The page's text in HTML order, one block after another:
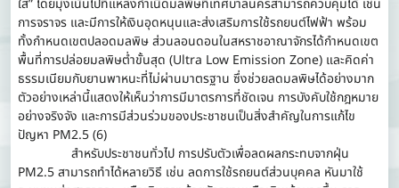
ใส” โดยมุ่งเน้นไปที่แหล่งกำเนิดมลพิษที่เทศบาลนครสามารถควบคุมได้ เช่น
การจราจร และมีการให้เงินอุดหนุนและส่งเสริมการใช้รถยนต์ไฟฟ้า พร้อม
ทั้งกำหนดเขตปลอดมลพิษ ส่วนลอนดอนในสหราชอาณาจักรได้กำหนดเขต
พื้นที่การปล่อยมลพิษต่ำขั้นสุด (Ultra Low Emission Zone) และคิดค่า
ธรรมเนียมกับยานพาหนะที่ไม่ผ่านมาตรฐาน ซึ่งช่วยลดมลพิษได้อย่างมาก
ตัวอย่างเหล่านี้แสดงให้เห็นว่าการมีมาตรการที่ชัดเจน การบังคับใช้กฎหมาย
อย่างจริงจัง และการมีส่วนร่วมของประชาชนเป็นสิ่งสำคัญในการแก้ไข
ปัญหา PM2.5 (6)
สำหรับประชาชนทั่วไป การปรับตัวเพื่อลดผลกระทบจากฝุ่น
PM2.5 สามารถทำได้หลายวิธี เช่น ลดการใช้รถยนต์ส่วนบุคคล หันมาใช้